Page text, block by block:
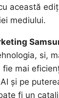
această
mediului.
si,
mai
și pe
fi un